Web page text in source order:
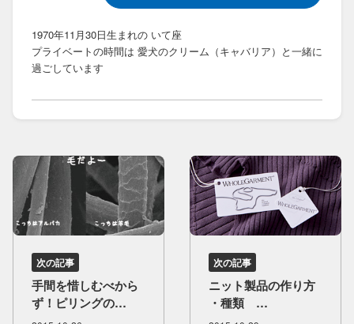
1970年11月30日生まれの いて座
プライベートの時間は 愛犬のクリーム（キャバリア）と一緒に
過ごしています
次の記事
手間を​惜しむべから​
ず！​ピリングの​
発生原因、​手入れ方​
次の記事
ニット製品の​作り方​
・種類
ホールガーメントに​